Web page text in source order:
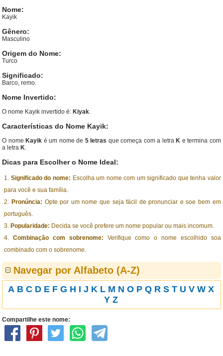
Nome:
Kayik
Gênero:
Masculino
Origem do Nome:
Turco
Significado:
Barco, remo.
Nome Invertido:
O nome Kayik invertido é: Kiyak.
Características do Nome Kayik:
O nome Kayik é um nome de 5 letras que começa com a letra K e termina com
a letra K.
Dicas para Escolher o Nome Ideal:
Significado do nome: Escolha um nome com um significado que tenha valor
para você e sua família.
Pronúncia: Opte por um nome que seja fácil de pronunciar e soe bem em
português.
Popularidade: Decida se você prefere um nome popular ou mais incomum.
Combinação com sobrenome: Verifique como o nome escolhido soa
combinado com o sobrenome.
Navegar por Alfabeto (A-Z)
A B C D E F G H I J K L M N O P Q R S T U V W X
Y Z
Compartilhe este nome: